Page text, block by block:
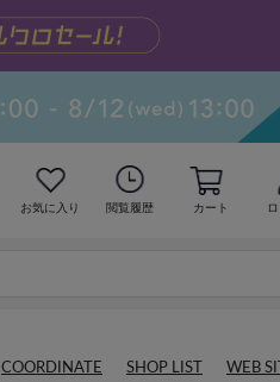
お気に入り 閲覧履歴 カート
COORDINATE SHOP LIST WEB